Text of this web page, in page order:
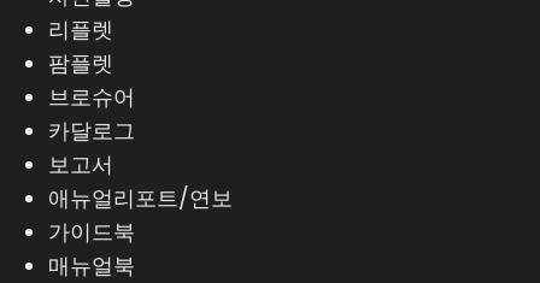
리플렛
팜플렛
브로슈어
카달로그
보고서
애뉴얼리포트/연보
가이드북
매뉴얼북